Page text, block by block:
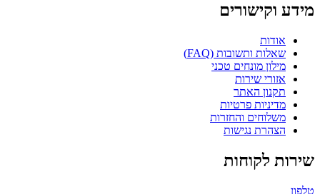
מידע וקישורים
אודות
שאלות ותשובות (FAQ)
מילון מונחים טכני
אזורי שירות
תקנון האתר
מדיניות פרטיות
משלוחים והחזרות
הצהרת נגישות
שירות לקוחות
טלפון